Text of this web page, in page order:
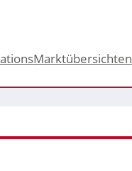
Marktübersichten